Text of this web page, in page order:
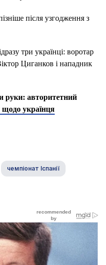
після узгодження з
три українці: воротар
Циганков і нападник
руки: авторитетний
щодо українця
чемпіонат Іспанії